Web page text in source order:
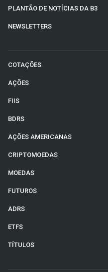
PLANTÃO DE NOTÍCIAS DA B3
NEWSLETTERS
COTAÇÕES
AÇÕES
FIIS
BDRS
AÇÕES AMERICANAS
CRIPTOMOEDAS
MOEDAS
FUTUROS
ADRS
ETFS
TÍTULOS